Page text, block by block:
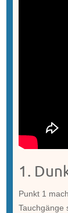
1.
Punkt 1
Tauchgänge